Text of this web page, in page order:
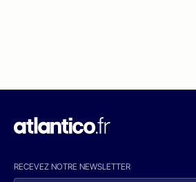
RECEVEZ NOTRE NEWSLETTER